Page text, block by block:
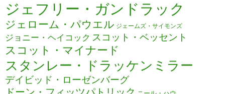
ジェフリー・ガンドラック
ジェローム・パウエル ジェームズ・サイモンズ
ジョニー・ヘイコック スコット・ベッセント
スコット・マイナード
スタンレー・ドラッケンミラー
デイビッド・ローゼンバーグ